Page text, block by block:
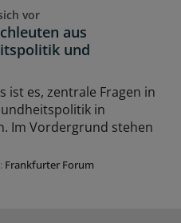
vor
aus
und
ist es, zentrale Fragen in
in
Im Vordergrund stehen
Frankfurter Forum